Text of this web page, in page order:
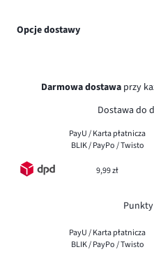
Opcje dostawy
Darmowa dostawa przy
Dostawa do
PayU / Karta płatnicza
BLIK / PayPo / Twisto
9,99 zł
PayU / Karta płatnicza
BLIK / PayPo / Twisto